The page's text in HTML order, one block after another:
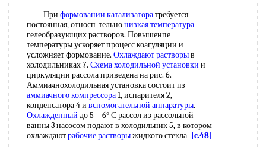
При формовании катализаторатребуется
постоянная, относп-тельнонизкая температура
гелеобразующих растворов. Повышенпе
температуры ускоряет процесс коагуляции и
усложняет формование. Охлаждают растворыв
холодильниках 7. Схема холодильной установки и
циркуляции рассола приведена на рис. 6.
Аммиачнохолодильная установка состоит пз
аммиачного компрессора1, испарителя 2,
конденсатора 4 и вспомогательной аппаратуры.
Охлажденный до 5—6° С рассол из рассольной
ванны 3 насосом подают в холодильник 5, в котором
охлаждаютрабочие растворыжидкого стекла [c.48]